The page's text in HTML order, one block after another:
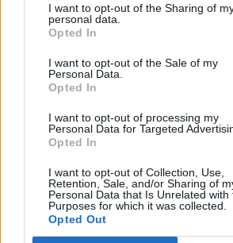
I want to opt-out of the Sharing of
personal data.
Opted In
I want to opt-out of the Sale of my
Personal Data.
Opted In
I want to opt-out of processing my
Personal Data for Targeted
Opted In
I want to opt-out of Collection, Use,
Retention, Sale, and/or Sharing of
Personal Data that Is Unrelated with
Purposes for which it was collected.
Opted Out
DiNG
Drużyny World of Tanks
mistrzowski tytuł, ale również o
nagród znalazło się aż 300 000
zespół dodatkowo otrzymał
Tak TORNADO ENERGY cieszyło się